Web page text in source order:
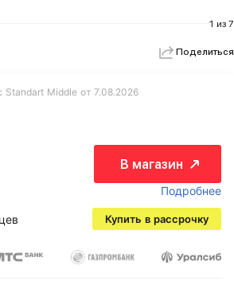
1 из 7
Поделиться
Middle от 7.08.2026
В магазин
Подробнее
Купить в рассрочку